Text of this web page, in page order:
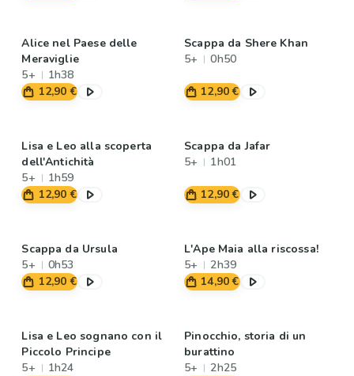
Alice nel Paese delle
Meraviglie
5+
1h38
12,90 €
Scappa da Shere Khan
5+
0h50
12,90 €
Lisa e Leo alla scoperta
dell'Antichità
5+
1h59
12,90 €
Scappa da Jafar
5+
1h01
12,90 €
Scappa da Ursula
5+
0h53
12,90 €
L'Ape Maia alla riscossa!
5+
2h39
14,90 €
Lisa e Leo sognano con il
Piccolo Principe
5+
1h24
Pinocchio, storia di un
burattino
5+
2h25